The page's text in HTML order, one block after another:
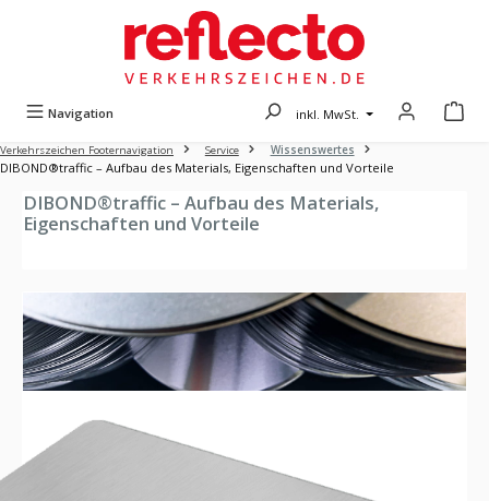
Navigation inkl. MwSt.
Verkehrszeichen Footernavigation Service Wissenswertes
DIBOND®traffic – Aufbau des Materials, Eigenschaften und Vorteile
DIBOND®traffic – Aufbau des Materials,
Eigenschaften und Vorteile